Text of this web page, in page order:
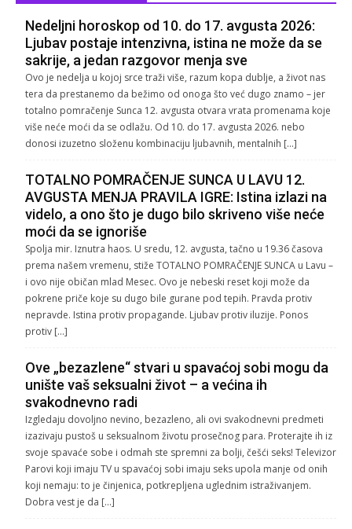
Nedeljni horoskop od 10. do 17. avgusta 2026:
Ljubav postaje intenzivna, istina ne može da se
sakrije, a jedan razgovor menja sve
Ovo je nedelja u kojoj srce traži više, razum kopa dublje, a život nas
tera da prestanemo da bežimo od onoga što već dugo znamo – jer
totalno pomračenje Sunca 12. avgusta otvara vrata promenama koje
više neće moći da se odlažu. Od 10. do 17. avgusta 2026. nebo
donosi izuzetno složenu kombinaciju ljubavnih, mentalnih […]
TOTALNO POMRAČENJE SUNCA U LAVU 12.
AVGUSTA MENJA PRAVILA IGRE: Istina izlazi na
videlo, a ono što je dugo bilo skriveno više neće
moći da se ignoriše
Spolja mir. Iznutra haos. U sredu, 12. avgusta, tačno u 19.36 časova
prema našem vremenu, stiže TOTALNO POMRAČENJE SUNCA u Lavu –
i ovo nije običan mlad Mesec. Ovo je nebeski reset koji može da
pokrene priče koje su dugo bile gurane pod tepih. Pravda protiv
nepravde. Istina protiv propagande. Ljubav protiv iluzije. Ponos
protiv […]
Ove „bezazlene“ stvari u spavaćoj sobi mogu da
unište vaš seksualni život – a većina ih
svakodnevno radi
Izgledaju dovoljno nevino, bezazleno, ali ovi svakodnevni predmeti
izazivaju pustoš u seksualnom životu prosečnog para. Proterajte ih iz
svoje spavaće sobe i odmah ste spremni za bolji, češći seks! Televizor
Parovi koji imaju TV u spavaćoj sobi imaju seks upola manje od onih
koji nemaju: to je činjenica, potkrepljena uglednim istraživanjem.
Dobra vest je da […]